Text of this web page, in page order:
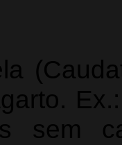
sem